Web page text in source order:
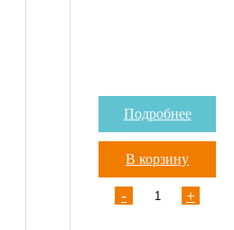
Подробнее
В корзину
- +